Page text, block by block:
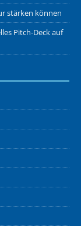
stärken können
Pitch-Deck auf